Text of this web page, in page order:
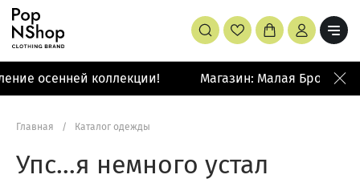
осенней коллекции! Магазин: Малая Бронная
Главная / Каталог одежды
Упс…я немного устал